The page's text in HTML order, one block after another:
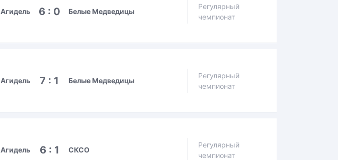
Агидель 6 : 0 Белые Медведицы
Регулярный
чемпионат
Агидель 7 : 1 Белые Медведицы
Регулярный
чемпионат
Агидель 6 : 1 СКСО
Регулярный
чемпионат